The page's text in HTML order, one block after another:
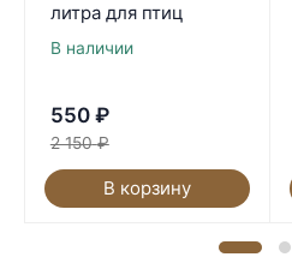
литра для птиц
В наличии
550 ₽
2 150 ₽
В корзину